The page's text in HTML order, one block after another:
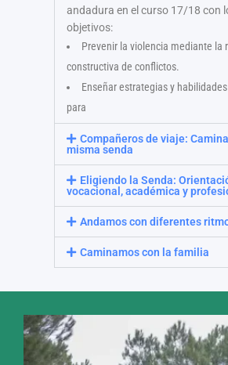
andadura en el curso 17/18 con
objetivos:
Prevenir la violencia mediante la
constructiva de conflictos.
Enseñar estrategias y
para
Compañeros de viaje:
misma senda
Eligiendo la Senda:
vocacional, académica y
Andamos con diferentes
Caminamos con la familia